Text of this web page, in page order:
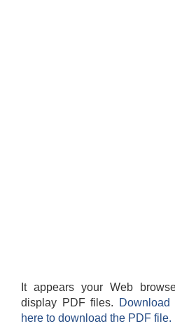
It appears your Web
display PDF files.
here to download the PDF file.